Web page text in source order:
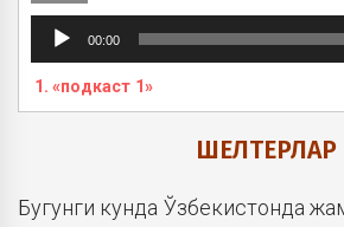
Аудиоплеер
00:00
1.«подкаст 1»
ШЕЛТЕРЛАР
Бугунги кунда Ўзбекистонда